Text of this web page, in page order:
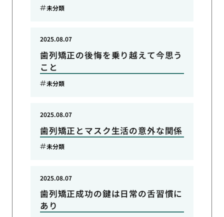
未分類
歯列矯正の後悔を乗り越えて今思う
こと
2025.08.07
未分類
歯列矯正とマスク生活の意外な関係
2025.08.07
未分類
歯列矯正成功の鍵は日常の舌習慣に
あり
2025.08.07